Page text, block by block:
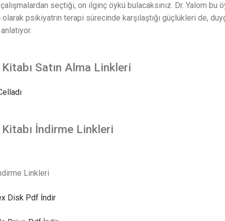
çalışmalardan seçtiği, on ilginç öykü bulacaksınız. Dr. Yalom bu
olarak psikiyatrın terapi sürecinde karşılaştığı güçlükleri de,
Kitabı Satın Alma Linkleri
Kitabı İndirme Linkleri
Linkleri
Disk Pdf İndir